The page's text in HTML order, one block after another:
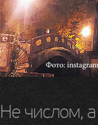
Не числом,